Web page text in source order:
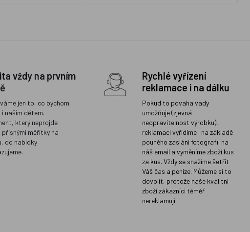
vždy na prvním
jen to, co bychom
i našim dětem.
který neprojde
přísnými měřítky na
do nabídky
Rychlé vyřízení
reklamace i na dálku
Pokud to povaha vady
umožňuje (zjevná
neopravitelnost výrobku),
reklamaci vyřídíme i na základě
pouhého zaslání fotografií na
náš email a vyměníme zboží kus
za kus. Vždy se snažíme šetřit
Váš čas a peníze. Můžeme si to
dovolit, protože naše kvalitní
zboží zákazníci téměř
nereklamují.